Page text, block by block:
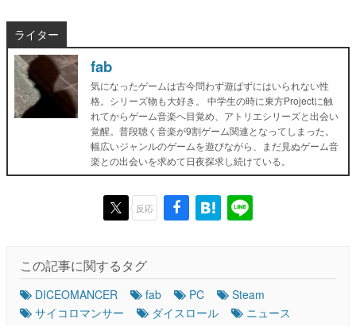
ライター
fab
気になったゲームは古今問わず遊ばずにはいられない性
格。シリーズ物も大好き。 中学生の時に東方Projectに触
れてからゲーム音楽へ目覚め、アトリエシリーズと出会い
覚醒。普段聴く音楽が9割ゲーム関連となってしまった。
幅広いジャンルのゲームを遊びながら、まだ見ぬゲーム音
楽との出会いを求めて日夜探求し続けている。
反応
この記事に関するタグ
DICEOMANCER fab PC
Steam
サイコロマンサー
ダイスロール
ニュース